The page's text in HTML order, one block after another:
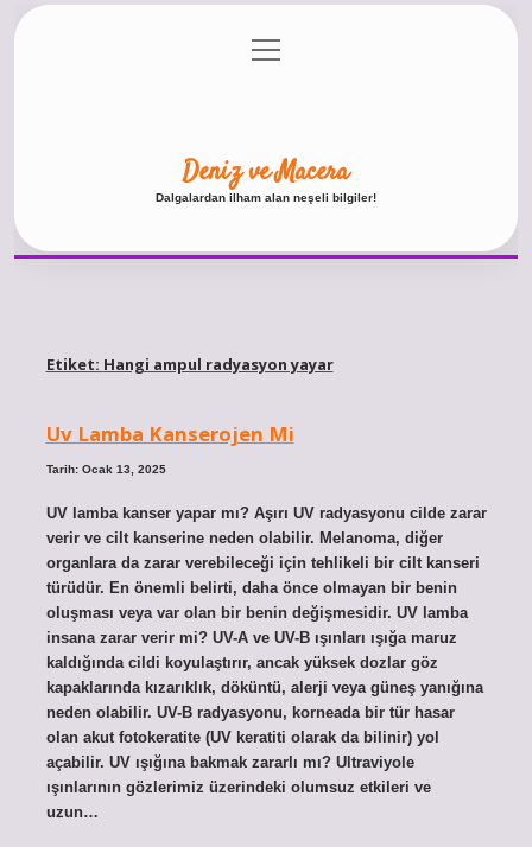
Gizlilik Politikası
menüyü
aç
Deniz ve Macera
Dalgalardan ilham alan neşeli bilgiler!
Etiket: Hangi ampul radyasyon yayar
Uv Lamba Kanserojen Mi
Tarih: Ocak 13, 2025
UV lamba kanser yapar mı? Aşırı UV radyasyonu cilde zarar
verir ve cilt kanserine neden olabilir. Melanoma, diğer
organlara da zarar verebileceği için tehlikeli bir cilt kanseri
türüdür. En önemli belirti, daha önce olmayan bir benin
oluşması veya var olan bir benin değişmesidir. UV lamba
insana zarar verir mi? UV-A ve UV-B ışınları ışığa maruz
kaldığında cildi koyulaştırır, ancak yüksek dozlar göz
kapaklarında kızarıklık, döküntü, alerji veya güneş yanığına
neden olabilir. UV-B radyasyonu, korneada bir tür hasar
olan akut fotokeratite (UV keratiti olarak da bilinir) yol
açabilir. UV ışığına bakmak zararlı mı? Ultraviyole
ışınlarının gözlerimiz üzerindeki olumsuz etkileri ve
uzun…